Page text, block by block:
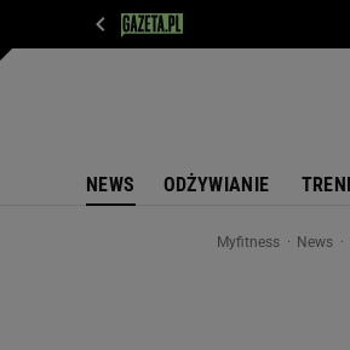
NEWS ODŻYWIANIE
Myfitness News